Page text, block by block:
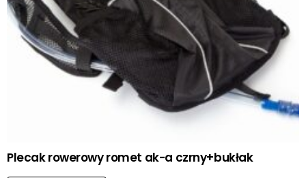
Plecak rowerowy romet ak-a czrny+bukłak